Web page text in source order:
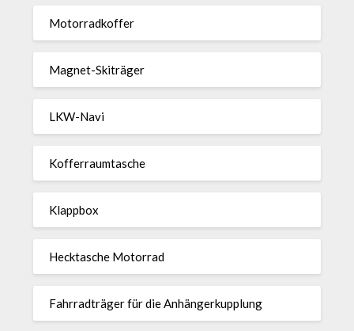
Motor­rad­koffer
Magnet-Ski­träger
LKW-Navi
Kof­fer­raum­ta­sche
Klappbox
Heck­ta­sche Motorrad
Fahr­rad­träger für die Anhän­ger­kup­p­lung